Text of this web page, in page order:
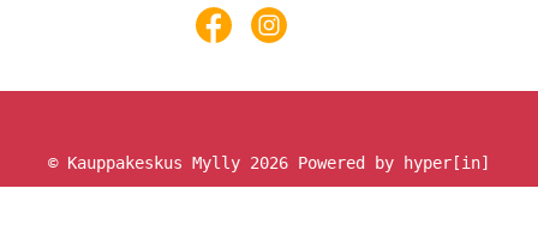
© Kauppakeskus Mylly 2026 Powered by hyper[in]